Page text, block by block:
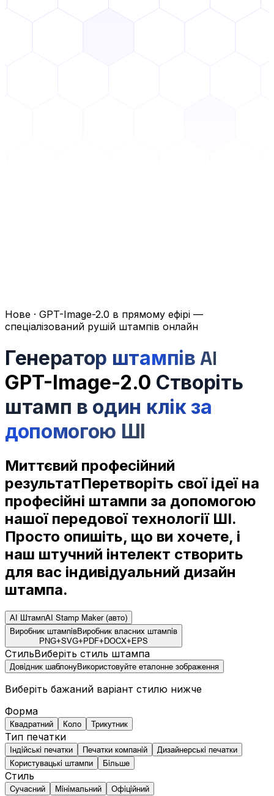
Нове · GPT-Image-2.0 в прямому ефірі —
спеціалізований рушій штампів онлайн
Генератор штампів AI
GPT-Image-2.0 Створіть
штамп в один клік за
допомогою ШІ
Миттєвий професійний
результатПеретворіть свої ідеї на
професійні штампи за допомогою
нашої передової технології ШІ.
Просто опишіть, що ви хочете, і
наш штучний інтелект створить
для вас індивідуальний дизайн
штампа.
AI ШтампAI Stamp Maker (авто)
Виробник штампівВиробник власних штампів
PNG+SVG+PDF+DOCX+EPS
СтильВиберіть стиль штампа
Довідник шаблонуВикористовуйте еталонне зображення
Виберіть бажаний варіант стилю нижче
Форма
Квадратний Коло Трикутник
Тип печатки
Індійські печатки Печатки компаній
Дизайнерські печатки
Користувацькі штампи
Більше
Стиль
Сучасний Мінімальний Офіційний